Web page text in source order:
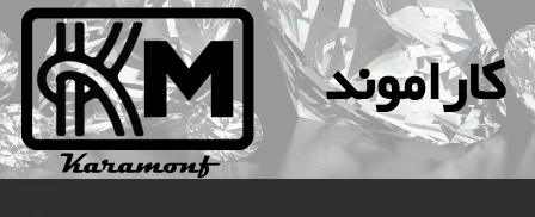
كاراموند